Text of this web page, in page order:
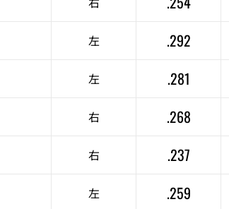
左 .292
左 .281
右 .268
右 .237
左 .259